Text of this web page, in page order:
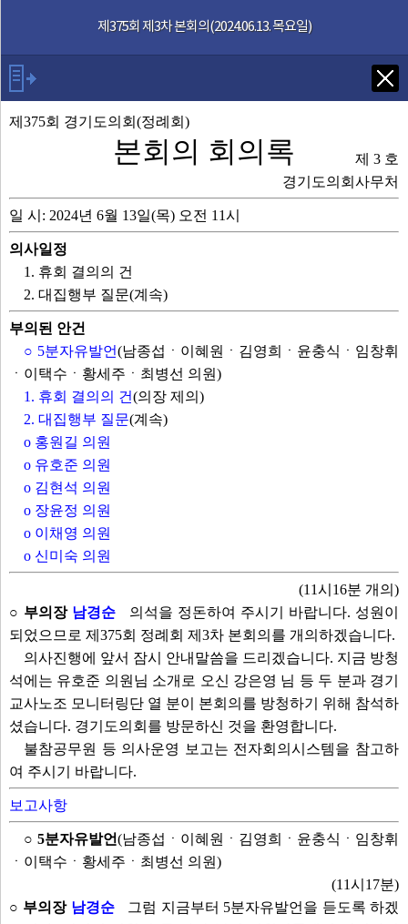
제375회 제3차 본회의(2024.06.13. 목요일)
Tab키로 다음 검색
안건
부록
제375회 회의록
영상회의록
제375회 경기도의회(정례회)
본회의 회의록
제 3 호
경기도의회사무처
일 시: 2024년 6월 13일(목) 오전 11시
의사일정
1. 휴회 결의의 건
2. 대집행부 질문(계속)
부의된 안건
○ 5분자유발언(남종섭ㆍ이혜원ㆍ김영희ㆍ윤충식ㆍ임창휘
ㆍ이택수ㆍ황세주ㆍ최병선 의원)
1. 휴회 결의의 건(의장 제의)
2. 대집행부 질문(계속)
o 홍원길 의원
o 유호준 의원
o 김현석 의원
o 장윤정 의원
o 이채영 의원
o 신미숙 의원
(11시16분 개의)
○ 부의장 남경순
의석을 정돈하여 주시기 바랍니다. 성원이
되었으므로 제375회 정례회 제3차 본회의를 개의하겠습니다.
의사진행에 앞서 잠시 안내말씀을 드리겠습니다. 지금 방청
석에는 유호준 의원님 소개로 오신 강은영 님 등 두 분과 경기
교사노조 모니터링단 열 분이 본회의를 방청하기 위해 참석하
셨습니다. 경기도의회를 방문하신 것을 환영합니다.
불참공무원 등 의사운영 보고는 전자회의시스템을 참고하
여 주시기 바랍니다.
보고사항
○ 5분자유발언(남종섭ㆍ이혜원ㆍ김영희ㆍ윤충식ㆍ임창휘
ㆍ이택수ㆍ황세주ㆍ최병선 의원)
(11시17분)
○ 부의장 남경순
그럼 지금부터 5분자유발언을 듣도록 하겠